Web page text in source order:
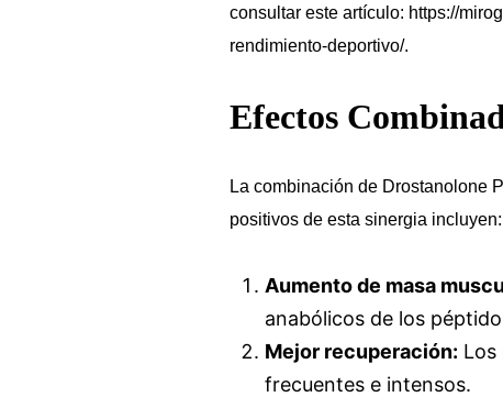
consultar este artículo: https://
rendimiento-deportivo/.
Efectos
La combinación de Drostanolone
positivos de esta sinergia incluyen:
Aumento de masa
anabólicos de los
Mejor recuperación: Los
frecuentes e intensos.